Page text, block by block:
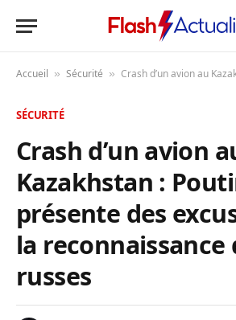
Accueil » Sécurité » Crash d’un avion au Kazakhstan : Poutine présente
SÉCURITÉ
Crash d’un avion
Kazakhstan :
présente des
la reconnaissance
russes